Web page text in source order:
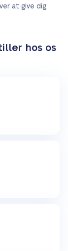
at give dig
hos os